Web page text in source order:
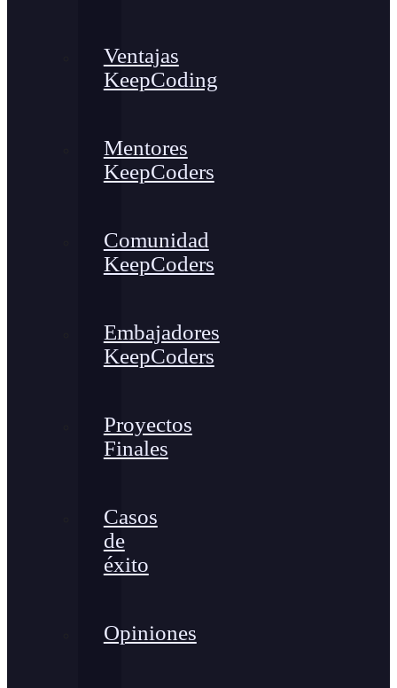
Ventajas
KeepCoding
Mentores
KeepCoders
Comunidad
KeepCoders
Embajadores
KeepCoders
Proyectos
Finales
Casos
de
éxito
Opiniones